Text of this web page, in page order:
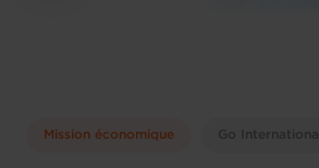
Mission économique Go International